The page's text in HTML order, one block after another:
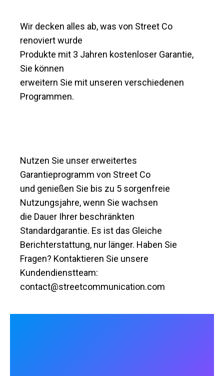
Wir decken alles ab, was von Street Co
renoviert wurde
Produkte mit 3 Jahren kostenloser Garantie,
Sie können
erweitern Sie mit unseren verschiedenen
Programmen.
Nutzen Sie unser erweitertes
Garantieprogramm von Street Co
und genießen Sie bis zu 5 sorgenfreie
Nutzungsjahre, wenn Sie wachsen
die Dauer Ihrer beschränkten
Standardgarantie. Es ist das Gleiche
Berichterstattung, nur länger. Haben Sie
Fragen? Kontaktieren Sie unsere
Kundendienstteam:
contact@streetcommunication.com